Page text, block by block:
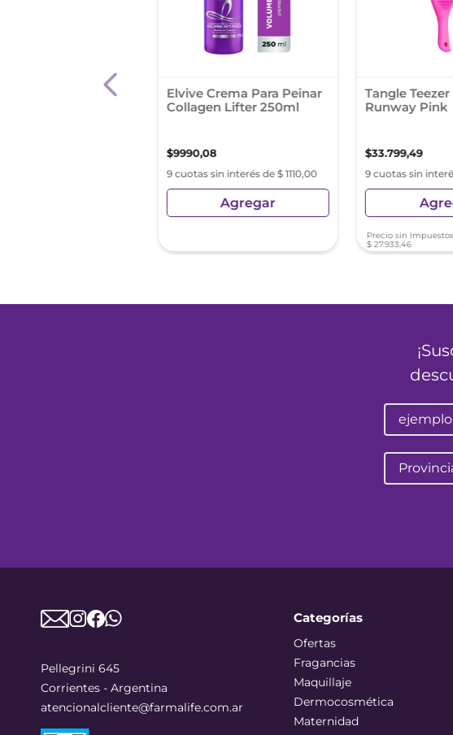
Elvive Crema Para Peinar
Collagen Lifter 250ml
$9990,08
9 cuotas sin interés de $ 1110,00
Agregar
Tangle
Runway Pink
$33.799,49
9 cuotas sin
Precio sin
$ 27.933,46
Pellegrini 645
Corrientes - Argentina
atencionalcliente@farmalife.com.ar
Categorías
Ofertas
Fragancias
Maquillaje
Dermocosmética
Maternidad